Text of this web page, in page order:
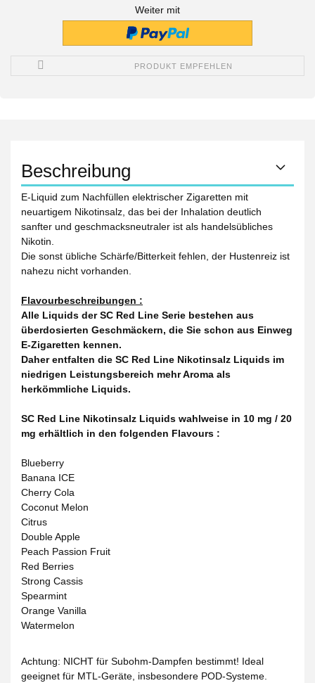
Weiter mit
PRODUKT EMPFEHLEN
Beschreibung
E-Liquid zum Nachfüllen elektrischer Zigaretten mit
neuartigem Nikotinsalz, das bei der Inhalation deutlich
sanfter und geschmacksneutraler ist als handelsübliches
Nikotin.
Die sonst übliche Schärfe/Bitterkeit fehlen, der Hustenreiz ist
nahezu nicht vorhanden.
Flavourbeschreibungen :
Alle Liquids der SC Red Line Serie bestehen aus
überdosierten Geschmäckern, die Sie schon aus Einweg
E-Zigaretten kennen.
Daher entfalten die SC Red Line Nikotinsalz Liquids im
niedrigen Leistungsbereich mehr Aroma als
herkömmliche Liquids.
SC Red Line Nikotinsalz Liquids wahlweise in 10 mg / 20
mg erhältlich in den folgenden Flavours :
Blueberry
Banana ICE
Cherry Cola
Coconut Melon
Citrus
Double Apple
Peach Passion Fruit
Red Berries
Strong Cassis
Spearmint
Orange Vanilla
Watermelon
Achtung: NICHT für Subohm-Dampfen bestimmt! Ideal
geeignet für MTL-Geräte, insbesondere POD-Systeme.